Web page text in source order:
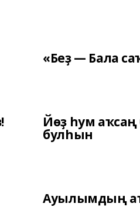
«Беҙ — Бала
Йөҙ һум
булһын
Ауылымдың